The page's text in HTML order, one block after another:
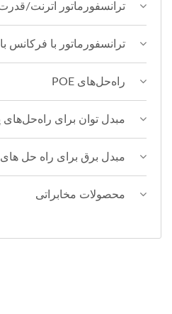
ترانسفورماتور اترنت/
ترانسفورماتور با فرکانس
راه‌حل‌های POE
مبدل توان برای
مبدل برق برای راه حل های
محصولات مخابراتی